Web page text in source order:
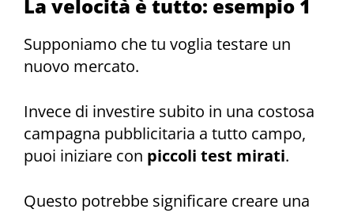
La velocità è tutto: esempio 1
Supponiamo che tu voglia testare un
nuovo mercato.
Invece di investire subito in una costosa
campagna pubblicitaria a tutto campo,
puoi iniziare con piccoli test mirati.
Questo potrebbe significare creare una